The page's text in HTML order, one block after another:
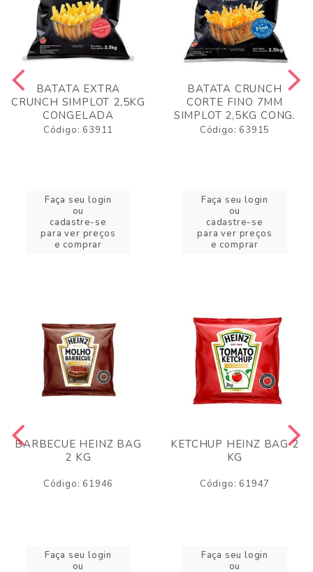
BATATA EXTRA
CRUNCH SIMPLOT 2,5KG
CONGELADA
Código: 63911
Faça seu login
ou
cadastre-se
para ver preços
e comprar
BATATA CRUNCH
CORTE FINO 7MM
SIMPLOT 2,5KG CONG.
Código: 63915
Faça seu login
ou
cadastre-se
para ver preços
e comprar
BARBECUE HEINZ BAG
2 KG
Código: 61946
Faça seu login
ou
KETCHUP HEINZ BAG 2
KG
Código: 61947
Faça seu login
ou